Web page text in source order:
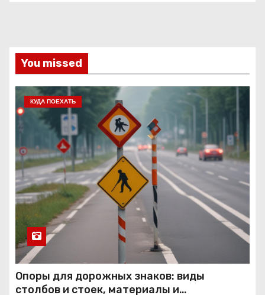
You missed
КУДА ПОЕХАТЬ
Опоры для дорожных знаков: виды
столбов и стоек, материалы и